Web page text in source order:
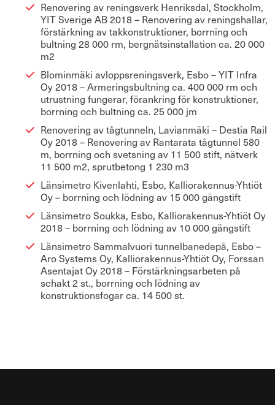
Renovering av reningsverk Henriksdal, Stockholm,
YIT Sverige AB 2018 – Renovering av reningshallar,
förstärkning av takkonstruktioner, borrning och
bultning 28 000 rm, bergnätsinstallation ca. 20 000
m2
Blominmäki avloppsreningsverk, Esbo – YIT Infra
Oy 2018 – Armeringsbultning ca. 400 000 rm och
utrustning fungerar, förankring för konstruktioner,
borrning och bultning ca. 25 000 jm
Renovering av tågtunneln, Lavianmäki – Destia Rail
Oy 2018 – Renovering av Rantarata tågtunnel 580
m, borrning och svetsning av 11 500 stift, nätverk
11 500 m2, sprutbetong 1 230 m3
Länsimetro Kivenlahti, Esbo, Kalliorakennus-Yhtiöt
Oy – borrning och lödning av 15 000 gängstift
Länsimetro Soukka, Esbo, Kalliorakennus-Yhtiöt Oy
2018 – borrning och lödning av 10 000 gängstift
Länsimetro Sammalvuori tunnelbanedepå, Esbo –
Aro Systems Oy, Kalliorakennus-Yhtiöt Oy, Forssan
Asentajat Oy 2018 – Förstärkningsarbeten på
schakt 2 st., borrning och lödning av
konstruktionsfogar ca. 14 500 st.